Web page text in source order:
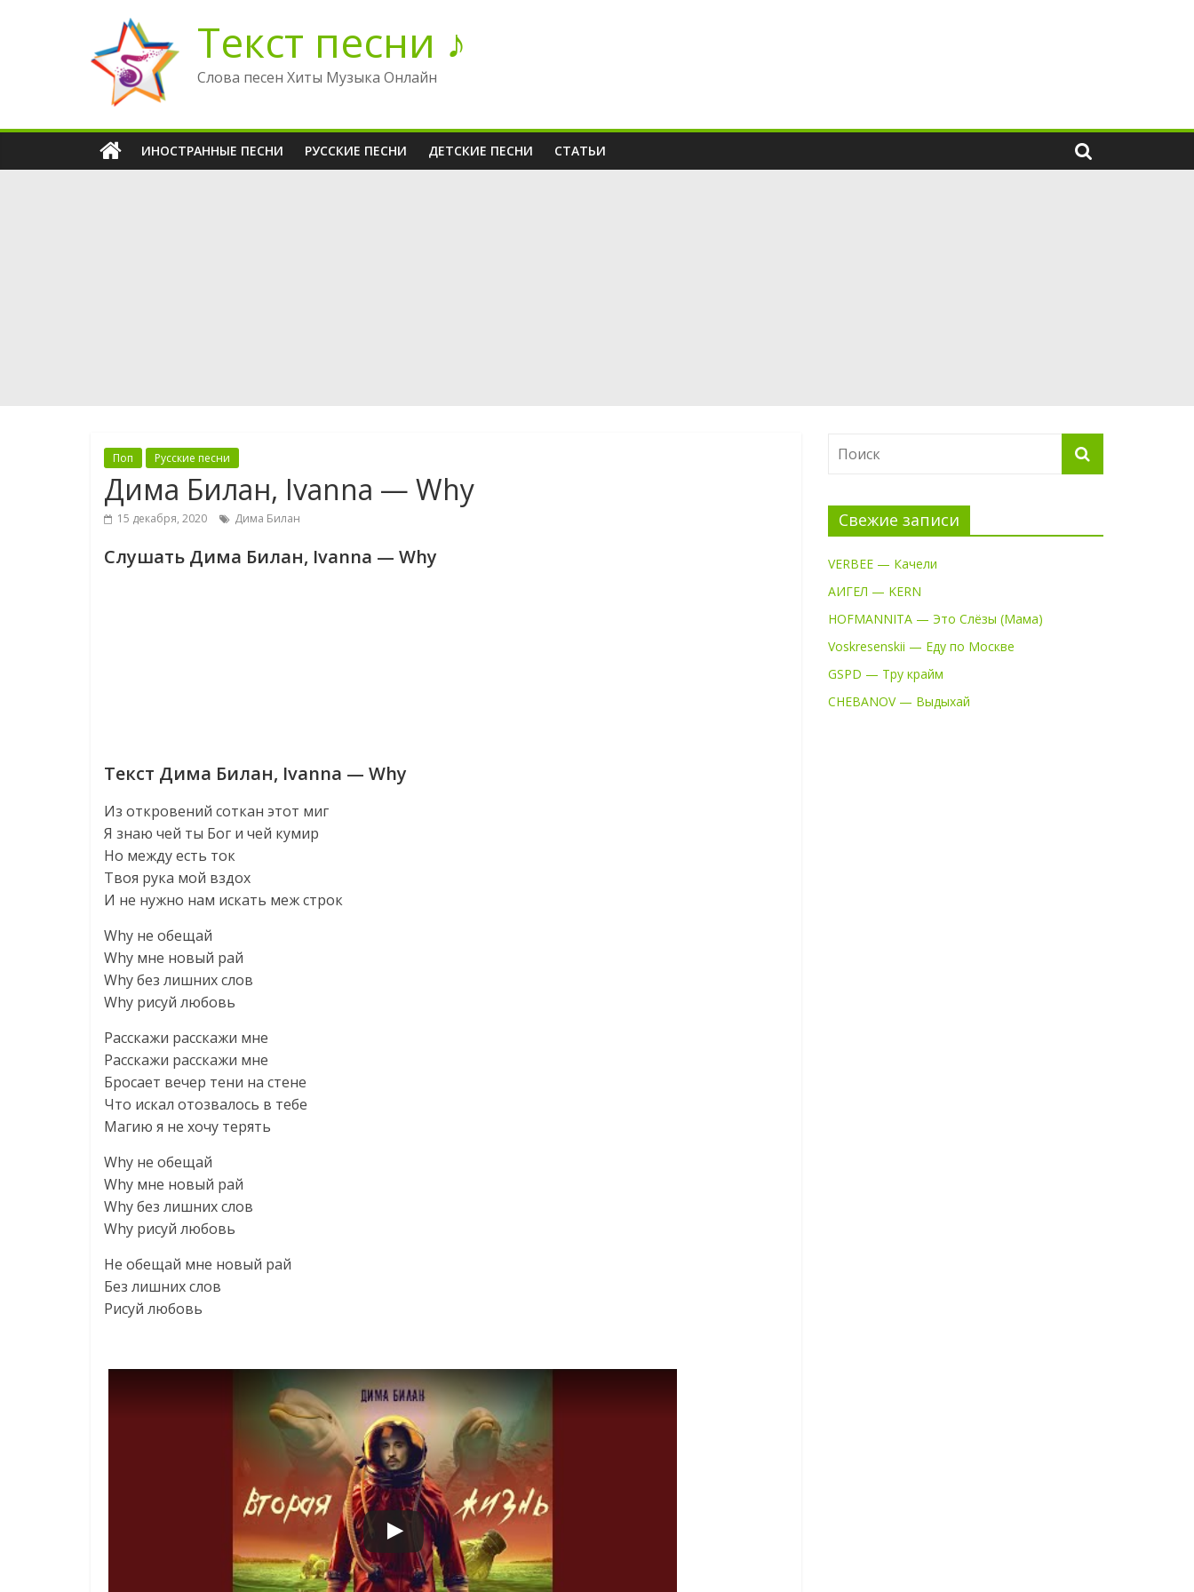
содержимому
Текст песни ♪
Слова песен Хиты Музыка Онлайн
ИНОСТРАННЫЕ ПЕСНИ РУССКИЕ ПЕСНИ ДЕТСКИЕ ПЕСНИ СТАТЬИ
Поп Русские песни
Дима Билан, Ivanna — Why
15 декабря, 2020 Дима Билан
Слушать Дима Билан, Ivanna — Why
Текст Дима Билан, Ivanna — Why
Из откровений соткан этот миг
Я знаю чей ты Бог и чей кумир
Но между есть ток
Твоя рука мой вздох
И не нужно нам искать меж строк
Why не обещай
Why мне новый рай
Why без лишних слов
Why рисуй любовь
Расскажи расскажи мне
Расскажи расскажи мне
Бросает вечер тени на стене
Что искал отозвалось в тебе
Магию я не хочу терять
Why не обещай
Why мне новый рай
Why без лишних слов
Why рисуй любовь
Не обещай мне новый рай
Без лишних слов
Рисуй любовь
Свежие записи
VERBEE — Качели
АИГЕЛ — KERN
HOFMANNITA — Это Слёзы (Мама)
Voskresenskii — Еду по Москве
GSPD — Тру крайм
CHEBANOV — Выдыхай